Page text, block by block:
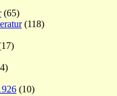
(65)
(118)
(10)